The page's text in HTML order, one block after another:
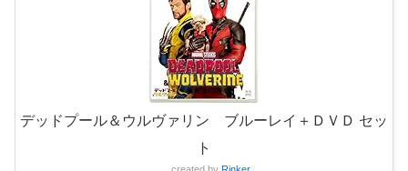
デッドプール＆ウルヴァリン ブルーレイ＋ＤＶＤ セッ
ト